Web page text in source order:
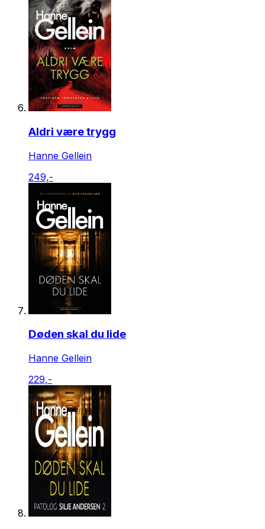
Aldri være trygg
Hanne Gellein
249,-
Døden skal du lide
Hanne Gellein
229,-